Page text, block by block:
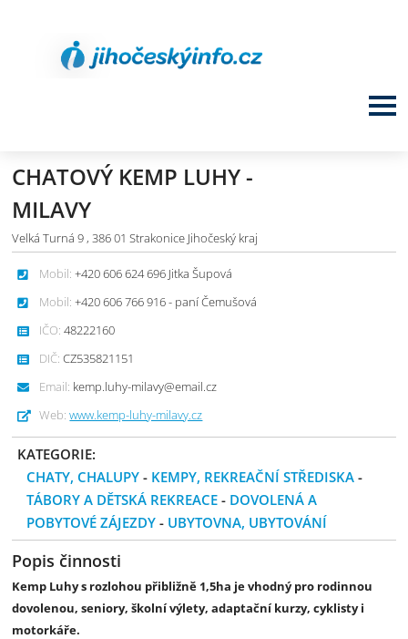
CHATOVÝ KEMP LUHY -
MILAVY
Velká Turná 9 , 386 01 Strakonice Jihočeský kraj
Mobil: +420 606 624 696 Jitka Šupová
Mobil: +420 606 766 916 - paní Čemušová
IČO: 48222160
DIČ: CZ535821151
Email: kemp.luhy-milavy@email.cz
Web: www.kemp-luhy-milavy.cz
KATEGORIE:
CHATY, CHALUPY - KEMPY, REKREAČNÍ STŘEDISKA -
TÁBORY A DĚTSKÁ REKREACE - DOVOLENÁ A
POBYTOVÉ ZÁJEZDY - UBYTOVNA, UBYTOVÁNÍ
Popis činnosti
Kemp Luhy s rozlohou přibližně 1,5ha je vhodný pro rodinnou
dovolenou, seniory, školní výlety, adaptační kurzy, cyklisty i
motorkáře.